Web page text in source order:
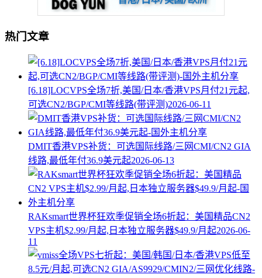
热门文章
[6.18]LOCVPS全场7折,美国/日本/香港VPS月付21元起,
可选CN2/BGP/CMI等线路(带评测)2026-06-11
DMIT香港VPS补货：可选国际线路/三网CMI/CN2 GIA
线路,最低年付36.9美元起2026-06-13
RAKsmart世界杯狂欢季促销全场6折起：美国精品CN2
VPS主机$2.99/月起,日本独立服务器$49.9/月起2026-06-
11